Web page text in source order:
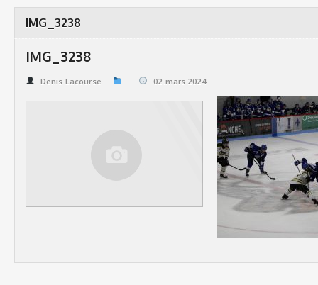
GALERIE PHOTOS
STATISTIQUES
ORGANISATION
CALENDRIER
GALERIE VIDÉOS
COMMANDITAIRES
IMG_3238
IMG_3238
Denis Lacourse 02.mars 2024